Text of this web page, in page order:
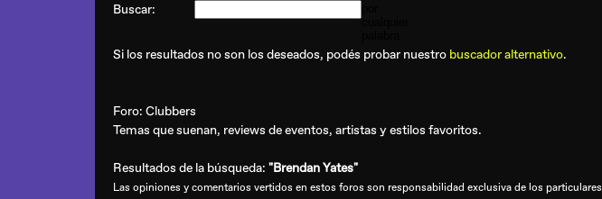
Buscar:
Si los resultados no son los deseados, podés probar nuestro buscador alternativo.
Foro: Clubbers
Temas que suenan, reviews de eventos, artistas y estilos favoritos.
Resultados de la búsqueda: "Brendan Yates"
Las opiniones y comentarios vertidos en estos foros son responsabilidad exclusiva de los particulares